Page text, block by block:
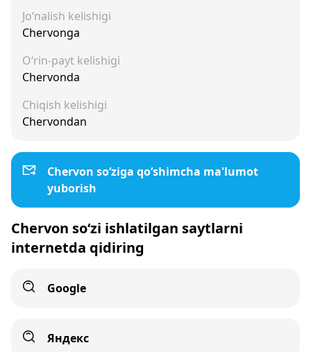
Jo‘nalish kelishigi
Chervonga
O‘rin-payt kelishigi
Chervonda
Chiqish kelishigi
Chervondan
Chervon so‘ziga qo‘shimcha ma'lumot
yuborish
Chervon so‘zi ishlatilgan saytlarni
internetda qidiring
Google
Яндекс